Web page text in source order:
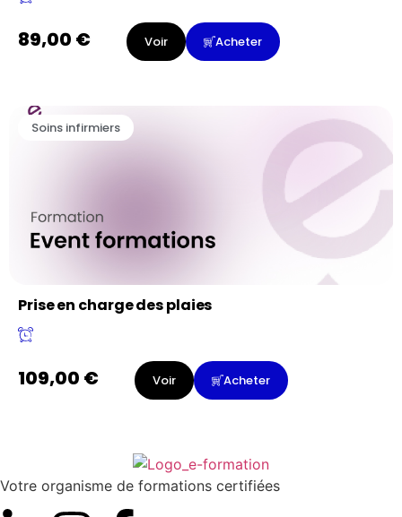
89,00 € Voir Acheter
Prise en charge des plaies
Soins infirmiers
109,00 € Voir Acheter
Votre organisme de formations certifiées